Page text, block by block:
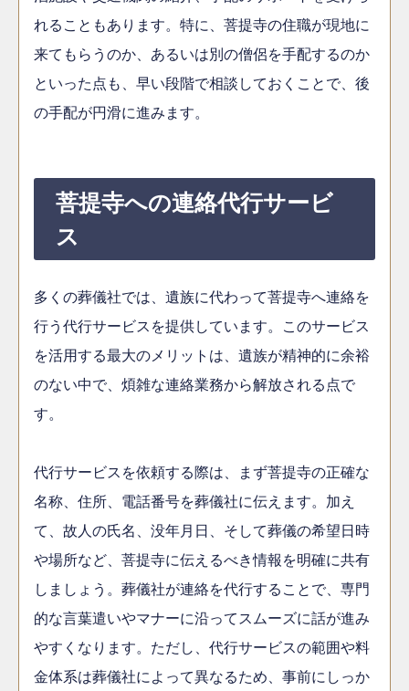
れることもあります。特に、菩提寺の住職が現地に
来てもらうのか、あるいは別の僧侶を手配するのか
といった点も、早い段階で相談しておくことで、後
の手配が円滑に進みます。
菩提寺への連絡代行サービ
ス
多くの葬儀社では、遺族に代わって菩提寺へ連絡を
行う代行サービスを提供しています。このサービス
を活用する最大のメリットは、遺族が精神的に余裕
のない中で、煩雑な連絡業務から解放される点で
す。
代行サービスを依頼する際は、まず菩提寺の正確な
名称、住所、電話番号を葬儀社に伝えます。加え
て、故人の氏名、没年月日、そして葬儀の希望日時
や場所など、菩提寺に伝えるべき情報を明確に共有
しましょう。葬儀社が連絡を代行することで、専門
的な言葉遣いやマナーに沿ってスムーズに話が進み
やすくなります。ただし、代行サービスの範囲や料
金体系は葬儀社によって異なるため、事前にしっか